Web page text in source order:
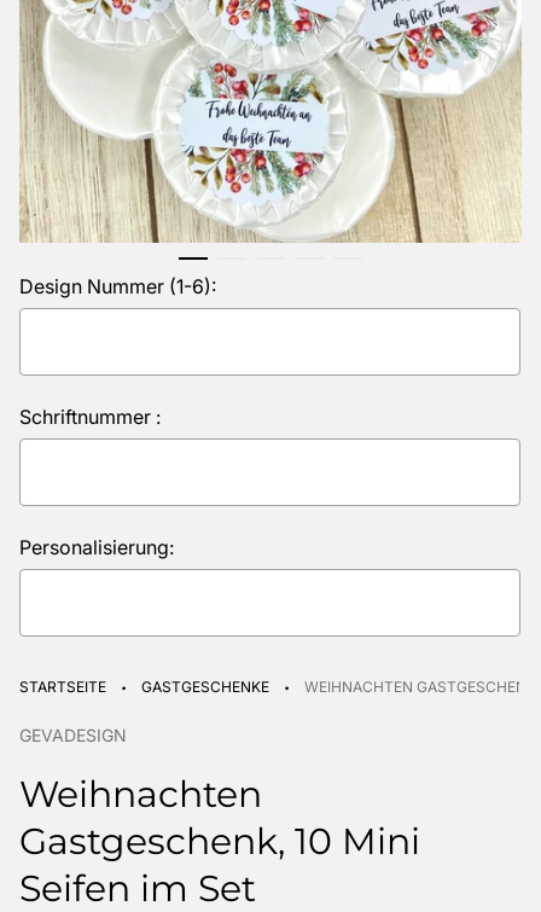
Design Nummer (1-6):
Schriftnummer :
Personalisierung:
Selection will addto the price
STARTSEITE · GASTGESCHENKE · WEIHNACHTEN
GEVADESIGN
Weihnachten
Gastgeschenk, 10 Mini
Seifen im Set